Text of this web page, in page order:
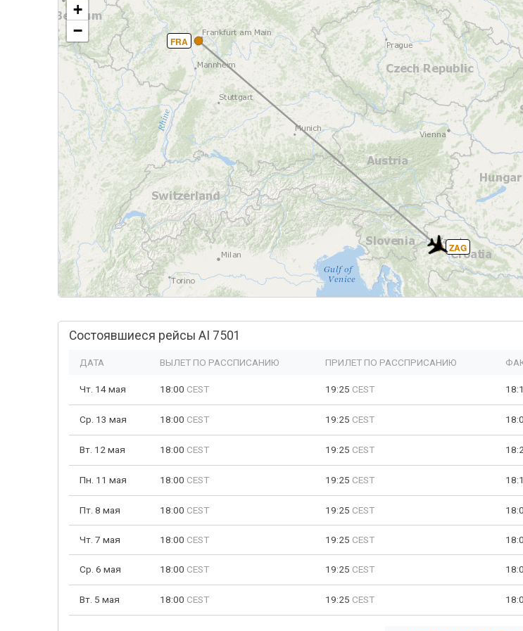
FRA
ZAG
+
−
Состоявшиеся рейсы AI 7501
ДАТА ВЫЛЕТ ПО РАССПИСАНИЮ ПРИЛЕТ ПО РАССПРИСАНИЮ
Чт. 14 мая 18:00 CEST 19:25 CEST
Ср. 13 мая 18:00 CEST 19:25 CEST
Вт. 12 мая 18:00 CEST 19:25 CEST
Пн. 11 мая 18:00 CEST 19:25 CEST
Пт. 8 мая 18:00 CEST 19:25 CEST
Чт. 7 мая 18:00 CEST 19:25 CEST
Ср. 6 мая 18:00 CEST 19:25 CEST
Вт. 5 мая 18:00 CEST 19:25 CEST